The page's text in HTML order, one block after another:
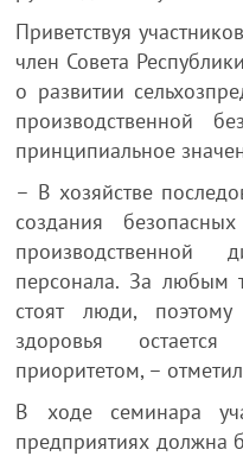
Приветствуя
член Совета
о развитии
производственной
принципиальное
– В хозяйстве
создания
персонала. За любым
стоят люди,
здоровья
приоритетом, –
В ходе семинара
предприятиях должна